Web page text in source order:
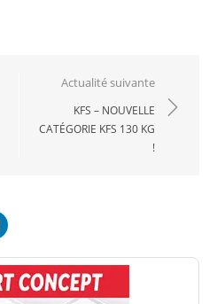
Actualité suivante
KFS – NOUVELLE
CATÉGORIE KFS 130 KG
!
LinkedIn